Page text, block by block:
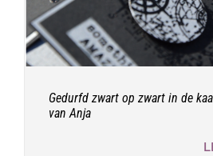
Gedurfd zwart op zwart in de
van Anja